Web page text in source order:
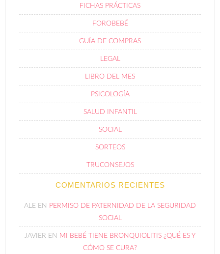
FICHAS PRÁCTICAS
FOROBEBÉ
GUÍA DE COMPRAS
LEGAL
LIBRO DEL MES
PSICOLOGÍA
SALUD INFANTIL
SOCIAL
SORTEOS
TRUCONSEJOS
COMENTARIOS RECIENTES
ALE EN PERMISO DE PATERNIDAD DE LA SEGURIDAD
SOCIAL
JAVIER EN MI BEBÉ TIENE BRONQUIOLITIS ¿QUÉ ES Y
CÓMO SE CURA?